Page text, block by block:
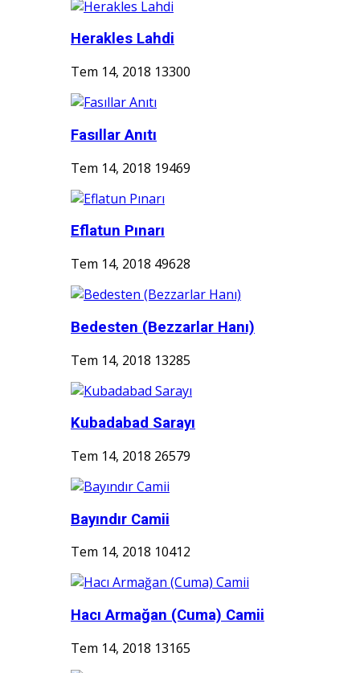
Herakles Lahdi
Tem 14, 2018 13300
Fasıllar Anıtı
Tem 14, 2018 19469
Eflatun Pınarı
Tem 14, 2018 49628
Bedesten (Bezzarlar Hanı)
Tem 14, 2018 13285
Kubadabad Sarayı
Tem 14, 2018 26579
Bayındır Camii
Tem 14, 2018 10412
Hacı Armağan (Cuma) Camii
Tem 14, 2018 13165